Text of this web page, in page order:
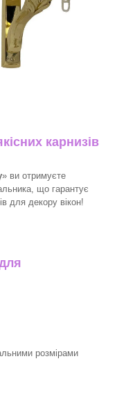
карнизів
» ви отримуєте
що гарантує
для декору вікон!​
розмірами